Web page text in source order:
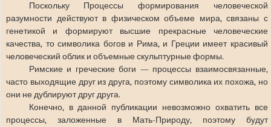
Поскольку Процессы формирования человеческой
разумности действуют в физическом объеме мира, связаны с
генетикой и формируют высшие прекрасные человеческие
качества, то символика богов и Рима, и Греции имеет красивый
человеческий облик и объемные скульптурные формы.
Римские и греческие боги — процессы взаимосвязанные,
часто выходящие друг из друга, поэтому символика их похожа, но
они не дублируют друг друга.
Конечно, в данной публикации невозможно охватить все
процессы, заложенные в Мать-Природу, поэтому будут